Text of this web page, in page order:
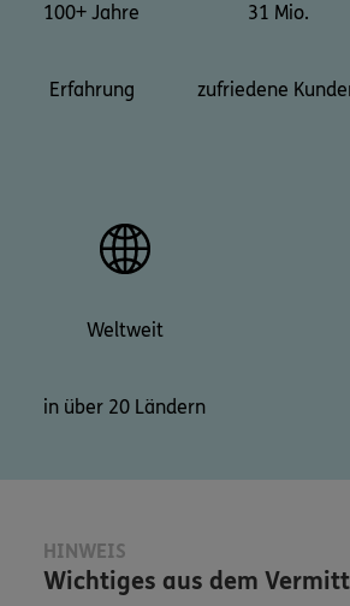
100+ Jahre
Erfahrung
31 Mio.
zufriedene
Weltweit
in über 20 Ländern
HINWEIS
Wichtiges aus dem